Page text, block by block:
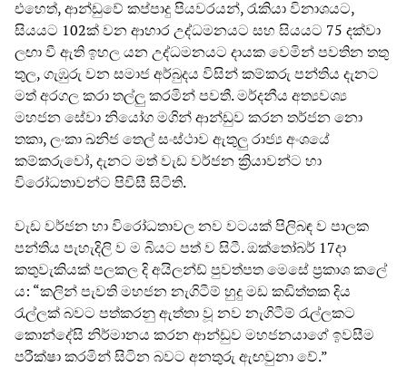
එහෙත්, ආන්ඩුවේ කප්පාදු පියවරයන්, රැකියා විනාශයට,
සියයට 102ක් වන ආහාර උද්ධමනයට සහ සියයට 75 දක්වා
ලඟා වී ඇති ඉහල යන උද්ධමනයට දායක වෙමින් පවතින තතු
තුල, ගැඹුරු වන සමාජ අර්බුදය විසින් කම්කරු පන්තිය දැනට
මත් අරගල කරා තල්ලු කරමින් පවතී. මර්දනීය අත්‍යවශ්‍ය
මහජන සේවා නියෝග මගින් ආන්ඩුව කරන තර්ජන නො
තකා, ලංකා ඛනිජ තෙල් සංස්ථාව ඇතුලු රාජ්‍ය අංශයේ
කම්කරුවෝ, දැනට මත් වැඩ වර්ජන ක්‍රියාවන්ට හා
විරෝධතාවන්ට පිවිසී සිටිති.
වැඩ වර්ජන හා විරෝධතාවල නව වටයක් පිලිබඳ ව පාලක
පන්තිය පැහැදිලි ව ම බියට පත් ව සිටී. ඔක්තෝබර් 17දා
කතුවැකියක් පලකල දි අයිලන්ඩ් පුවත්පත මෙසේ ප්‍රකාශ කලේ
ය: “කලින් පැවති මහජන නැගිටීම් හුදු මඩ කඩිත්තක දිය
රැල්ලක් බවට පත්කරනු ඇත්තා වූ නව නැගිටීම් රැල්ලකට
කොන්දේසි නිර්මානය කරන ආන්ඩුව මහජනයාගේ ඉවසීම
පරීක්ෂා කරමින් සිටින බවට අනතුරු ඇඟවුනා වේ.”